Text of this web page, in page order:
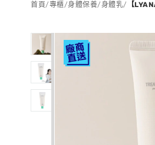
首頁/專櫃/身體保養/身體乳/ 【